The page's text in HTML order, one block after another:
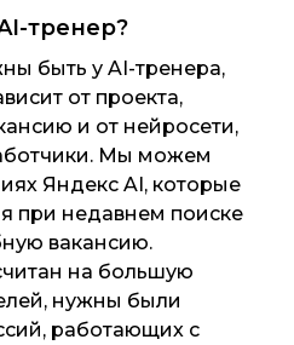
тренер?
быть у AI-тренера,
от проекта,
и от нейросети,
Мы можем
Яндекс AI, которые
при недавнем поиске
вакансию.
на большую
нужны были
работающих с